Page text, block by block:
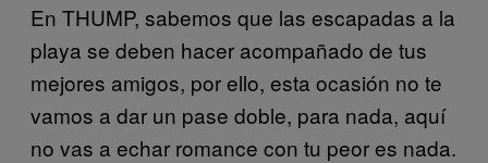
En THUMP, sabemos que las escapadas a la
playa se deben hacer acompañado de tus
mejores amigos, por ello, esta ocasión no te
vamos a dar un pase doble, para nada, aquí
no vas a echar romance con tu peor es nada.